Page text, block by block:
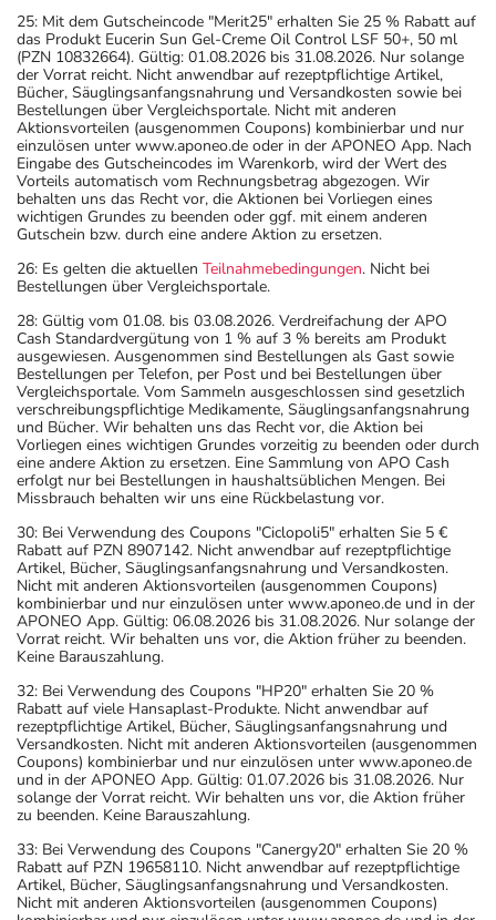
25: Mit dem Gutscheincode "Merit25" erhalten Sie 25 % Rabatt auf
das Produkt Eucerin Sun Gel-Creme Oil Control LSF 50+, 50 ml
(PZN 10832664). Gültig: 01.08.2026 bis 31.08.2026. Nur solange
der Vorrat reicht. Nicht anwendbar auf rezeptpflichtige Artikel,
Bücher, Säuglingsanfangsnahrung und Versandkosten sowie bei
Bestellungen über Vergleichsportale. Nicht mit anderen
Aktionsvorteilen (ausgenommen Coupons) kombinierbar und nur
einzulösen unter www.aponeo.de oder in der APONEO App. Nach
Eingabe des Gutscheincodes im Warenkorb, wird der Wert des
Vorteils automatisch vom Rechnungsbetrag abgezogen. Wir
behalten uns das Recht vor, die Aktionen bei Vorliegen eines
wichtigen Grundes zu beenden oder ggf. mit einem anderen
Gutschein bzw. durch eine andere Aktion zu ersetzen.
26: Es gelten die aktuellen Teilnahmebedingungen. Nicht bei
Bestellungen über Vergleichsportale.
28: Gültig vom 01.08. bis 03.08.2026. Verdreifachung der APO
Cash Standardvergütung von 1 % auf 3 % bereits am Produkt
ausgewiesen. Ausgenommen sind Bestellungen als Gast sowie
Bestellungen per Telefon, per Post und bei Bestellungen über
Vergleichsportale. Vom Sammeln ausgeschlossen sind gesetzlich
verschreibungspflichtige Medikamente, Säuglingsanfangsnahrung
und Bücher. Wir behalten uns das Recht vor, die Aktion bei
Vorliegen eines wichtigen Grundes vorzeitig zu beenden oder durch
eine andere Aktion zu ersetzen. Eine Sammlung von APO Cash
erfolgt nur bei Bestellungen in haushaltsüblichen Mengen. Bei
Missbrauch behalten wir uns eine Rückbelastung vor.
30: Bei Verwendung des Coupons "Ciclopoli5" erhalten Sie 5 €
Rabatt auf PZN 8907142. Nicht anwendbar auf rezeptpflichtige
Artikel, Bücher, Säuglingsanfangsnahrung und Versandkosten.
Nicht mit anderen Aktionsvorteilen (ausgenommen Coupons)
kombinierbar und nur einzulösen unter www.aponeo.de und in der
APONEO App. Gültig: 06.08.2026 bis 31.08.2026. Nur solange der
Vorrat reicht. Wir behalten uns vor, die Aktion früher zu beenden.
Keine Barauszahlung.
32: Bei Verwendung des Coupons "HP20" erhalten Sie 20 %
Rabatt auf viele Hansaplast-Produkte. Nicht anwendbar auf
rezeptpflichtige Artikel, Bücher, Säuglingsanfangsnahrung und
Versandkosten. Nicht mit anderen Aktionsvorteilen (ausgenommen
Coupons) kombinierbar und nur einzulösen unter www.aponeo.de
und in der APONEO App. Gültig: 01.07.2026 bis 31.08.2026. Nur
solange der Vorrat reicht. Wir behalten uns vor, die Aktion früher
zu beenden. Keine Barauszahlung.
33: Bei Verwendung des Coupons "Canergy20" erhalten Sie 20 %
Rabatt auf PZN 19658110. Nicht anwendbar auf rezeptpflichtige
Artikel, Bücher, Säuglingsanfangsnahrung und Versandkosten.
Nicht mit anderen Aktionsvorteilen (ausgenommen Coupons)